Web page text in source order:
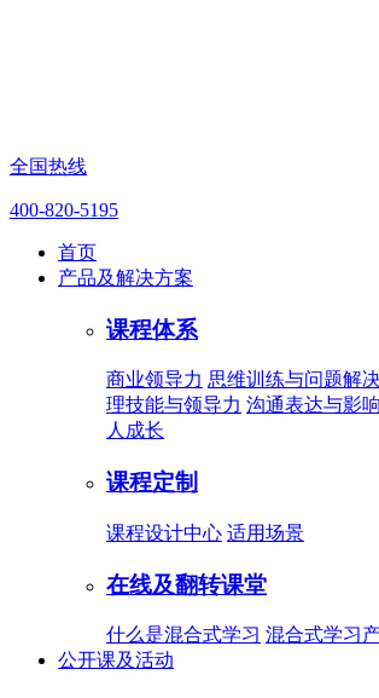
全国热线
400-820-5195
首页
产品及解决方案
课程体系
商业领导力 思维训练与问题解
理技能与领导力 沟通表达与影
人成长
课程定制
课程设计中心 适用场景
在线及翻转课堂
什么是混合式学习 混合式学习
公开课及活动